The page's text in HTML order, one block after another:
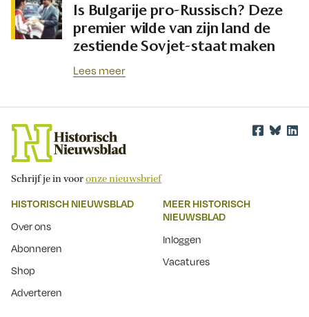
Is Bulgarije pro-Russisch? Deze
premier wilde van zijn land de
zestiende Sovjet-staat maken
Lees meer
Schrijf je in vooronze nieuwsbrief
HISTORISCH NIEUWSBLAD
Over ons
Abonneren
Shop
Adverteren
MEER HISTORISCH
NIEUWSBLAD
Inloggen
Vacatures